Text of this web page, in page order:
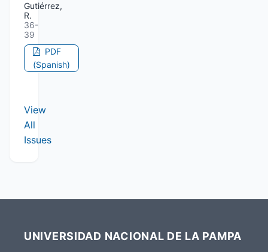
Gutiérrez,
R.
36-
39
PDF
(Spanish)
View
All
Issues
UNIVERSIDAD NACIONAL DE LA PAMPA